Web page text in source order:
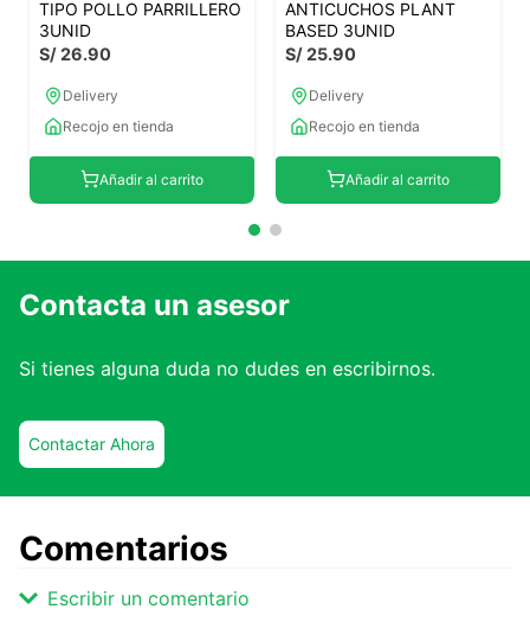
TIPO POLLO PARRILLERO
3UNID
S/26.90
Delivery
Recojo en tienda
Añadir al carrito
ANTICUCHOS PLANT
BASED 3UNID
S/25.90
Delivery
Recojo en tienda
Añadir al carrito
Contacta un asesor
Si tienes alguna duda no dudes en escribirnos.
Contactar Ahora
Comentarios
Escribir un comentario